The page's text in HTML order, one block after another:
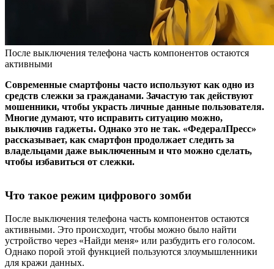
После выключения телефона часть компонентов остаются
активными
Современные смартфоны часто используют как одно из
средств слежки за гражданами. Зачастую так действуют
мошенники, чтобы украсть личные данные пользователя.
Многие думают, что исправить ситуацию можно,
выключив гаджеты. Однако это не так. «ФедералПресс»
рассказывает, как смартфон продолжает следить за
владельцами даже выключенным и что можно сделать,
чтобы избавиться от слежки.
Что такое режим цифрового зомби
После выключения телефона часть компонентов остаются
активными. Это происходит, чтобы можно было найти
устройство через «Найди меня» или разбудить его голосом.
Однако порой этой функцией пользуются злоумышленники
для кражи данных.